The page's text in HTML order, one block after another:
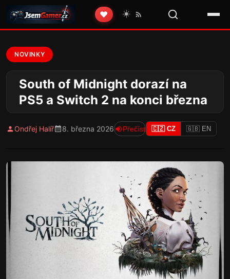
❤️ ☀️
NOVINKY
South of Midnight dorazí na
PS5 a Switch 2 na konci března
Ondřej Halíř 8. března 2026 Přečíst 🇨🇿 CZ 🇬🇧 EN